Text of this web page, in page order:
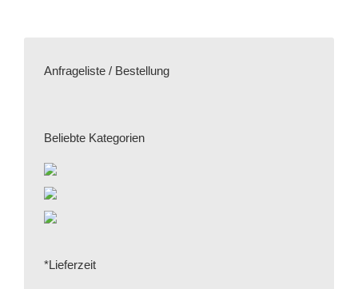
Anfrageliste / Bestellung
Beliebte Kategorien
*Lieferzeit